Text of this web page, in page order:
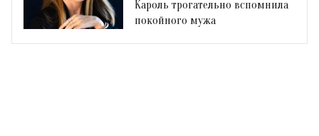
Кароль трогательно вспомнила
покойного мужа